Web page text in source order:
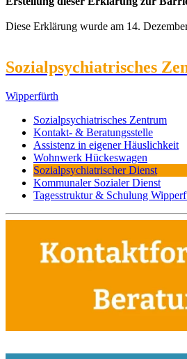
Diese Erklärung wurde am 14.
Sozialpsychiatrisches
Wipperfürth
Sozialpsychiatrisches Zentrum
Kontakt- & Beratungsstelle
Assistenz in eigener Häuslichkeit
Wohnwerk Hückeswagen
Sozialpsychiatrischer Dienst
Kommunaler Sozialer Dienst
Tagesstruktur & Schulung